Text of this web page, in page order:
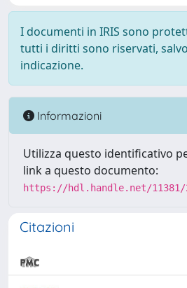
I documenti in IRIS sono
tutti i diritti sono riservati,
indicazione.
Informazioni
Utilizza questo identificativo
link a questo documento:
https://hdl.handle.net/11381/
Citazioni